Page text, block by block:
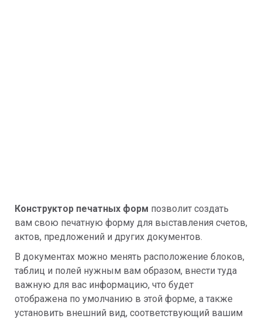
Конструктор печатных форм позволит создать
вам свою печатную форму для выставления счетов,
актов, предложений и других документов.
В документах можно менять расположение блоков,
таблиц и полей нужным вам образом, внести туда
важную для вас информацию, что будет
отображена по умолчанию в этой форме, а также
установить внешний вид, соответствующий вашим